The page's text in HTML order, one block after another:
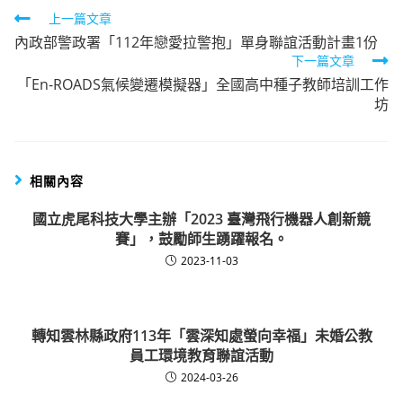
Read
more
articles
上一篇文章
內政部警政署「112年戀愛拉警抱」單身聯誼活動計畫1份
下一篇文章
「En-ROADS氣候變遷模擬器」全國高中種子教師培訓工作
坊
相關內容
國立虎尾科技大學主辦「2023 臺灣飛行機器人創新競
賽」，鼓勵師生踴躍報名。
2023-11-03
轉知雲林縣政府113年「雲深知處螢向幸福」未婚公教
員工環境教育聯誼活動
2024-03-26